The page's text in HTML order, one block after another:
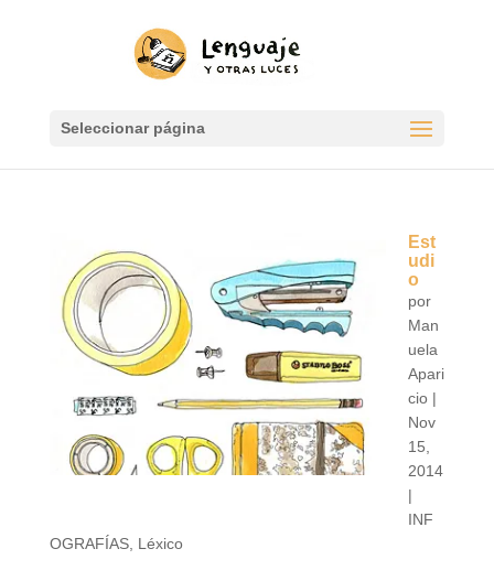
Seleccionar página
Est
udi
o
por
Man
uela
Apari
cio|
Nov
15,
2014
|
INF
OGRAFÍAS, Léxico